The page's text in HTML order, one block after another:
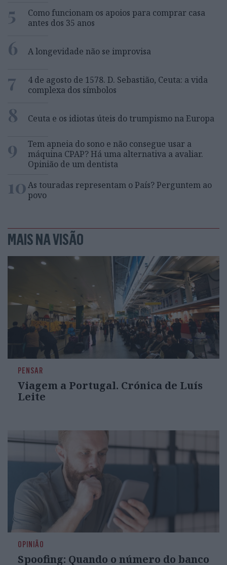
5
Como funcionam os apoios para comprar casa
antes dos 35 anos
6 A longevidade não se improvisa
7
4 de agosto de 1578. D. Sebastião, Ceuta: a vida
complexa dos símbolos
8 Ceuta e os idiotas úteis do trumpismo na Europa
9
Tem apneia do sono e não consegue usar a
máquina CPAP? Há uma alternativa a avaliar.
Opinião de um dentista
10As touradas representam o País? Perguntem ao
povo
MAIS NA VISÃO
PENSAR
Viagem a Portugal. Crónica de Luís
Leite
OPINIÃO
Spoofing: Quando o número do banco